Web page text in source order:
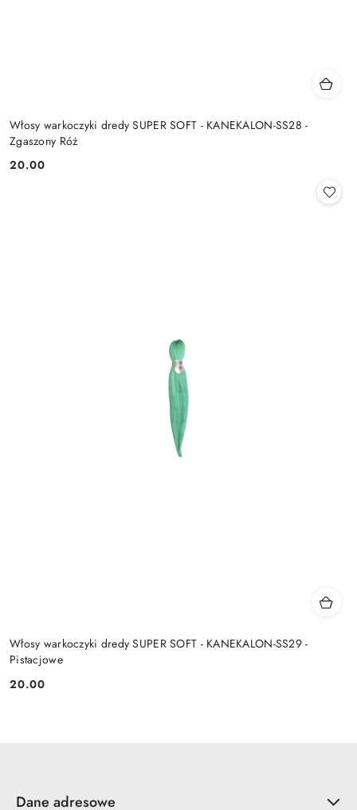
Włosy warkoczyki dredy SUPER SOFT - KANEKALON-SS28 -
Zgaszony Róż
Cena:
20.00
Włosy warkoczyki dredy SUPER SOFT - KANEKALON-SS29 -
Pistacjowe
Cena:
20.00
Dane adresowe